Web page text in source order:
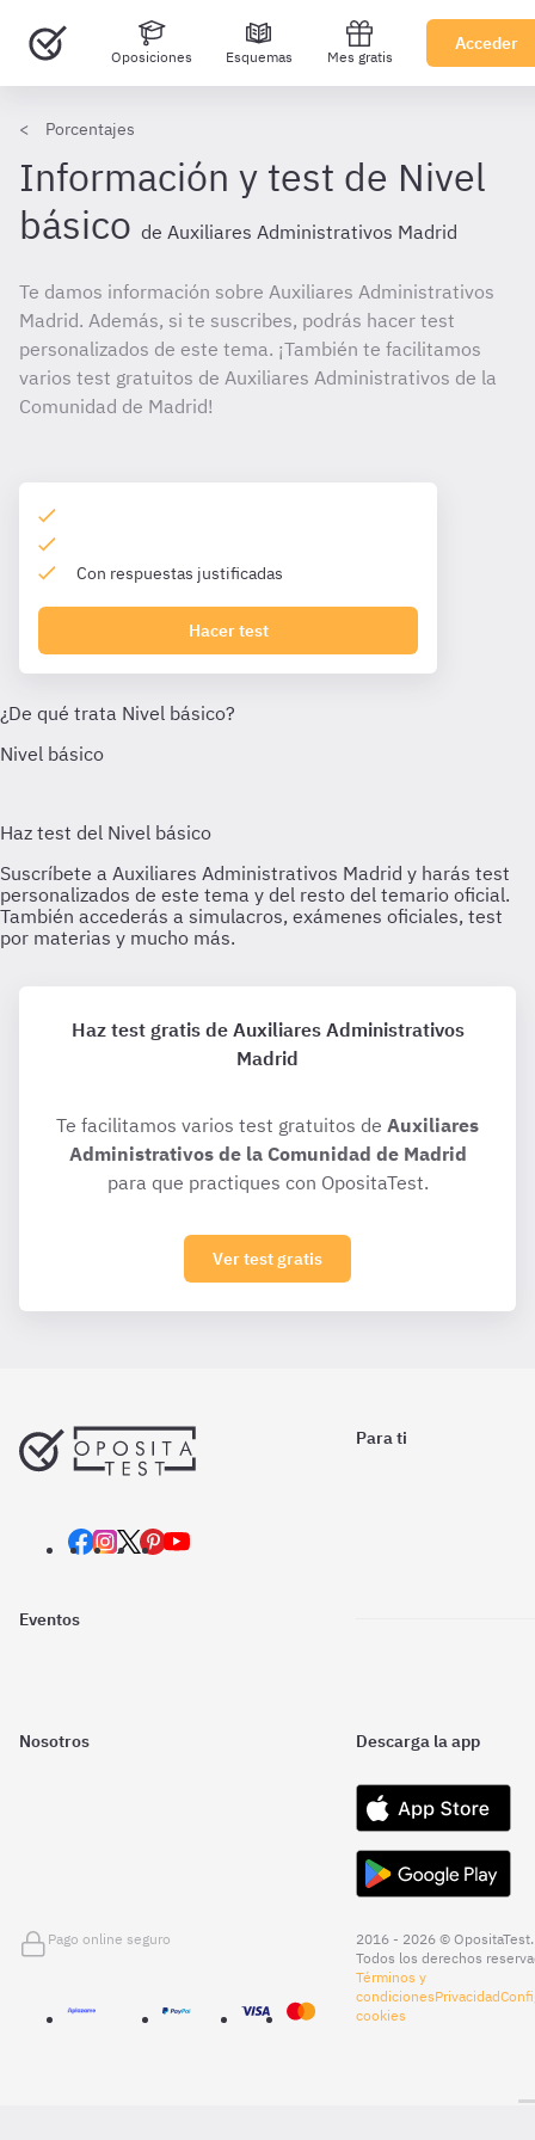
Oposiciones Esquemas Mes gratis
Acceder
Porcentajes
Información y test de Nivel
básico de Auxiliares Administrativos Madrid
Te damos información sobre Auxiliares Administrativos
Madrid. Además, si te suscribes, podrás hacer test
personalizados de este tema. ¡También te facilitamos
varios test gratuitos de Auxiliares Administrativos de la
Comunidad de Madrid!
Con respuestas justificadas
Hacer test
Haz test gratis de Auxiliares Administrativos
Madrid
Te facilitamos varios test gratuitos de Auxiliares
Administrativos de la Comunidad de Madrid
para que practiques con OpositaTest.
Ver test gratis
Para ti
Eventos
Nosotros Descarga la app
Pago online seguro
2016 - 2026 © OpositaTest.
Todos los derechos
Términos y
condicionesPrivacidad
cookies